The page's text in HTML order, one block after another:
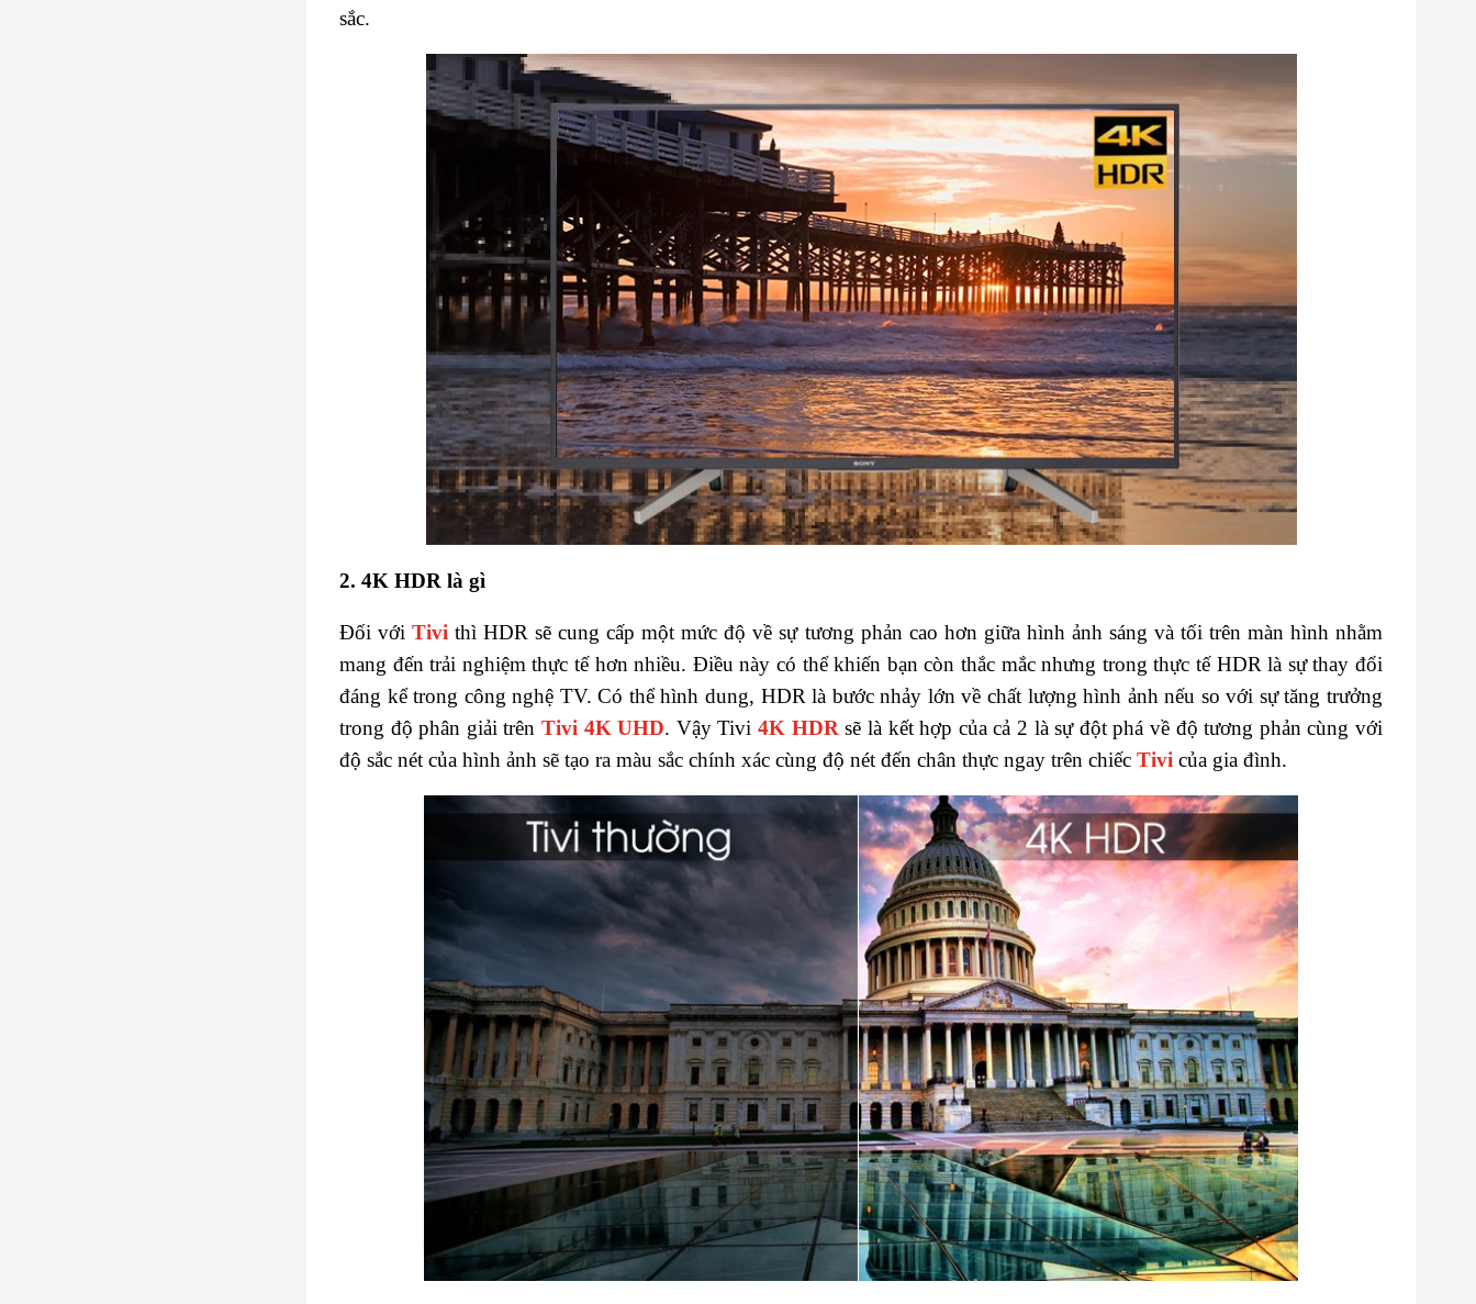
sắc.
2. 4K HDR là gì
Đối vớiTivi thì HDR sẽ cung cấp một mức độ về sự tương phản cao hơn giữa hình ảnh sáng và tối trên màn hình nhằm
mang đến trải nghiệm thực tế hơn nhiều. Điều này có thể khiến bạn còn thắc mắc nhưng trong thực tế HDR là sự thay đổi
đáng kể trong công nghệ TV. Có thể hình dung, HDR là bước nhảy lớn về chất lượng hình ảnh nếu so với sự tăng trưởng
trong độ phân giải trênTivi 4K UHD. Vậy Tivi4K HDR sẽ là kết hợp của cả 2 là sự đột phá về độ tương phản cùng với
độ sắc nét của hình ảnh sẽ tạo ra màu sắc chính xác cùng độ nét đến chân thực ngay trên chiếc Tivi của gia đình.